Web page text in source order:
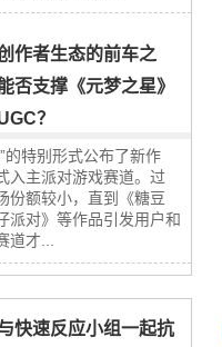
作者生态的前车之
否支撑《元梦之星》
？
的特别形式公布了新作
入主派对游戏赛道。过
份额较小，直到《糖豆
派对》等作品引发用户和
才...
快速反应小组一起抗